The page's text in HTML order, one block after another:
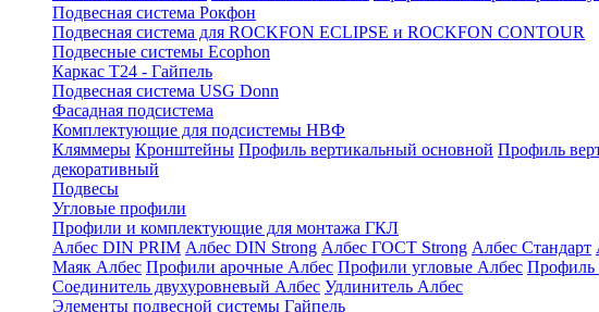
Подвесная система Рокфон
Подвесная система для ROCKFON ECLIPSE и ROCKFON CONTOUR
Подвесные системы Ecophon
Каркас Т24 - Гайпель
Подвесная система USG Donn
Фасадная подсистема
Комплектующие для подсистемы НВФ
Кляммеры Кронштейны Профиль вертикальный основной Профиль
декоративный
Подвесы
Угловые профили
Профили и комплектующие для монтажа ГКЛ
Албес DIN PRIM Албес DIN Strong Албес ГОСТ Strong Албес Стандарт
Маяк Албес Профили арочные Албес Профили угловые Албес Профиль
Соединитель двухуровневый Албес Удлинитель Албес
Элементы подвесной системы Гайпель